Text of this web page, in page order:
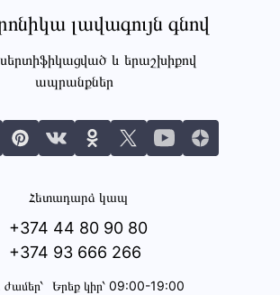
լավագույն գնով
և երաշխիքով
ապրանքներ
Հետադարձ կապ
+374 44 80 90 80
+374 93 666 266
Երեք կիր՝ 09:00-19:00